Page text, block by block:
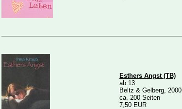
Esthers Angst (TB)
ab 13
Beltz & Gelberg, 2000
ca. 200 Seiten
7,50 EUR